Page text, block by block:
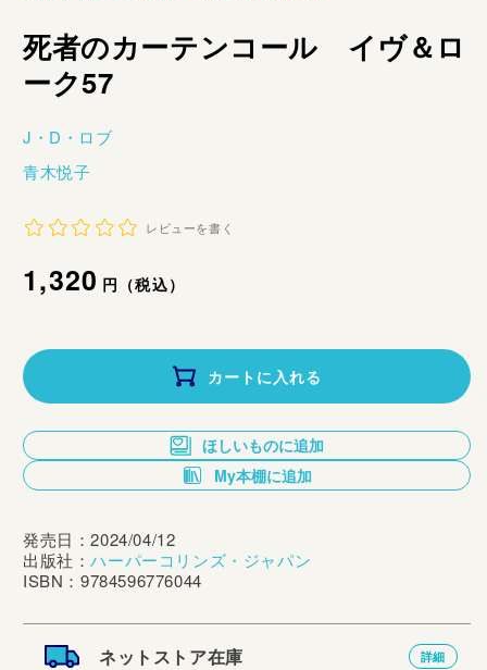
死者のカーテンコール イヴ＆ロ
ーク57
J・D・ロブ
青木悦子
レビューを書く
通
価
格
1,320円（税込）
カートに入れる
ほしいものに追加
My本棚に追加
発売日：2024/04/12
出版社：ハーパーコリンズ・ジャパン
ISBN：9784596776044
ネットストア在庫 詳細